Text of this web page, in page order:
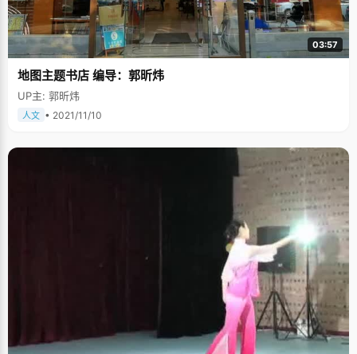
03:57
地图主题书店 编导：郭昕炜
UP主: 郭昕炜
人文 • 2021/11/10